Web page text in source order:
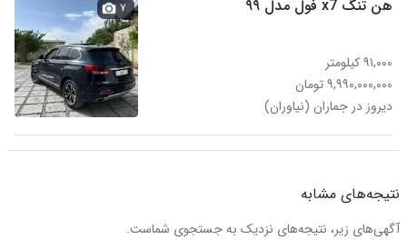
هن تنگ x7 فول مدل ۹۹
۹۱,۰۰۰ کیلومتر
۹,۹۹۰,۰۰۰,۰۰۰ تومان
دیروز در جماران (نیاوران)
۷
نتیجه‌های مشابه
آگهی‌های زیر، نتیجه‌های نزدیک به جستجوی شماست.